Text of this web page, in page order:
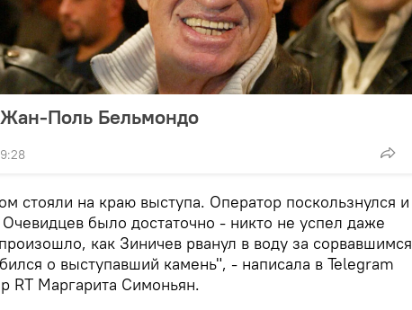
Поль Бельмондо
стояли на краю выступа. Оператор поскользнулся и
Очевидцев было достаточно - никто не успел даже
как Зиничев рванул в воду за сорвавшимся
о выступавший камень", - написала в Telegram
RT Маргарита Симоньян.